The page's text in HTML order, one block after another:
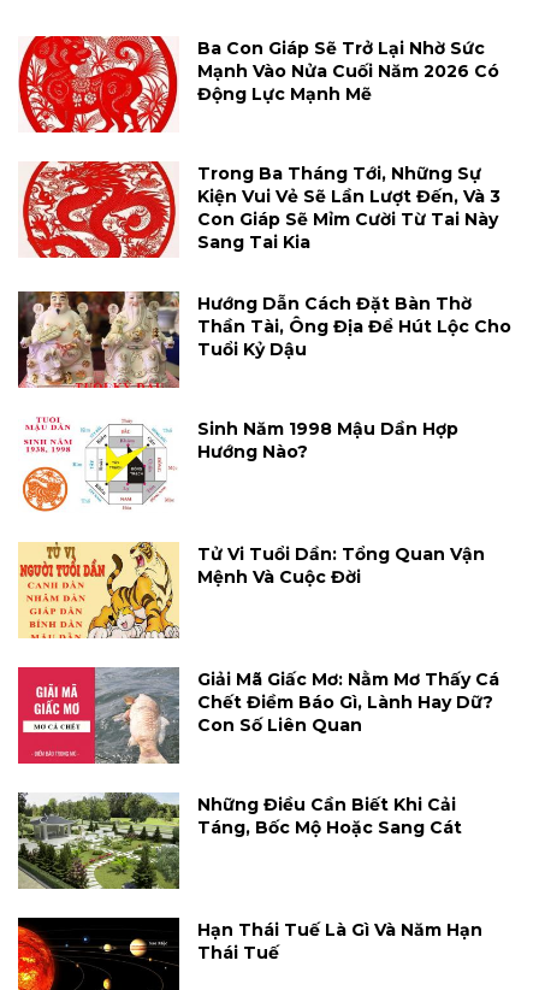
Ba Con Giáp Sẽ Trở Lại Nhờ Sức
Mạnh Vào Nửa Cuối Năm 2026 Có
Động Lực Mạnh Mẽ
Trong Ba Tháng Tới, Những Sự
Kiện Vui Vẻ Sẽ Lần Lượt Đến, Và 3
Con Giáp Sẽ Mỉm Cười Từ Tai Này
Sang Tai Kia
Hướng Dẫn Cách Đặt Bàn Thờ
Thần Tài, Ông Địa Để Hút Lộc Cho
Tuổi Kỷ Dậu
Sinh Năm 1998 Mậu Dần Hợp
Hướng Nào?
Tử Vi Tuổi Dần: Tổng Quan Vận
Mệnh Và Cuộc Đời
Giải Mã Giấc Mơ: Nằm Mơ Thấy Cá
Chết Điềm Báo Gì, Lành Hay Dữ?
Con Số Liên Quan
Những Điều Cần Biết Khi Cải
Táng, Bốc Mộ Hoặc Sang Cát
Hạn Thái Tuế Là Gì Và Năm Hạn
Thái Tuế